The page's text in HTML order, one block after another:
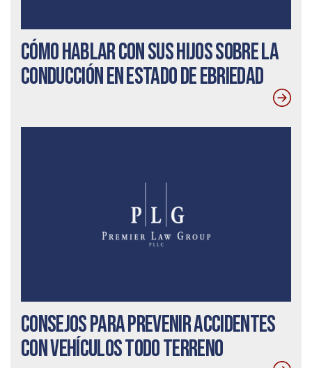
Cómo hablar con sus hijos sobre la
conducción en estado de ebriedad
Consejos para prevenir accidentes
con vehículos todo terreno